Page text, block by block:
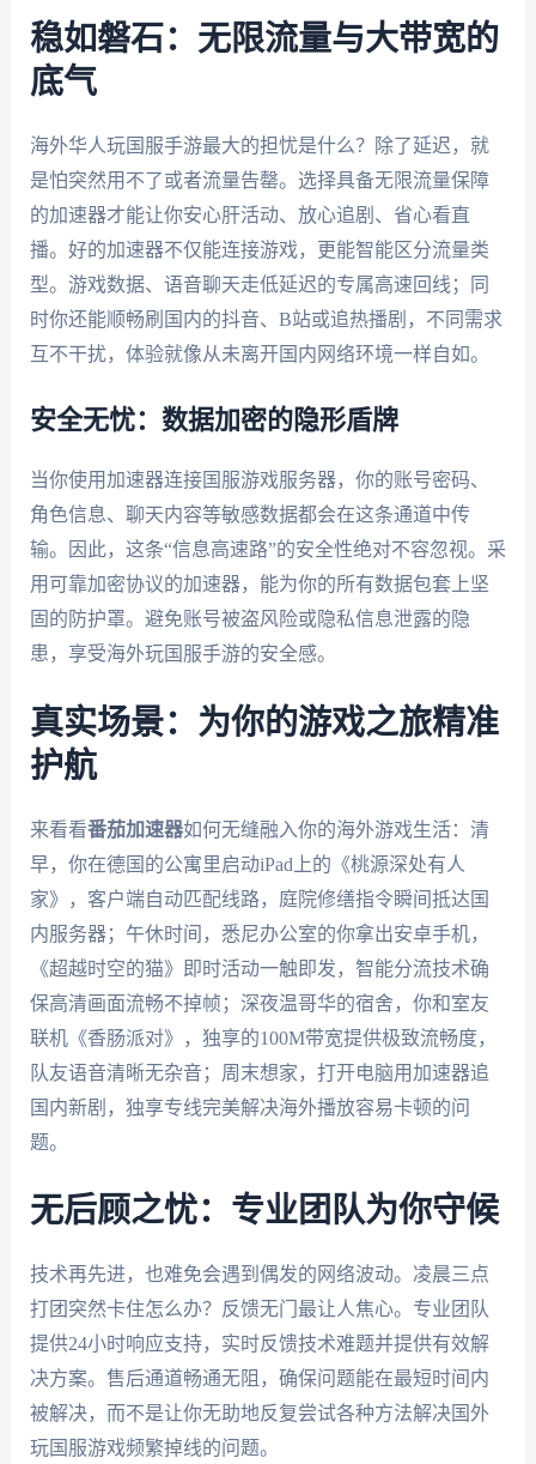
稳如磐石：无限流量与大带宽的
底气
海外华人玩国服手游最大的担忧是什么？除了延迟，就
是怕突然用不了或者流量告罄。选择具备无限流量保障
的加速器才能让你安心肝活动、放心追剧、省心看直
播。好的加速器不仅能连接游戏，更能智能区分流量类
型。游戏数据、语音聊天走低延迟的专属高速回线；同
时你还能顺畅刷国内的抖音、B站或追热播剧，不同需求
互不干扰，体验就像从未离开国内网络环境一样自如。
安全无忧：数据加密的隐形盾牌
当你使用加速器连接国服游戏服务器，你的账号密码、
角色信息、聊天内容等敏感数据都会在这条通道中传
输。因此，这条“信息高速路”的安全性绝对不容忽视。采
用可靠加密协议的加速器，能为你的所有数据包套上坚
固的防护罩。避免账号被盗风险或隐私信息泄露的隐
患，享受海外玩国服手游的安全感。
真实场景：为你的游戏之旅精准
护航
来看看番茄加速器如何无缝融入你的海外游戏生活：清
早，你在德国的公寓里启动iPad上的《桃源深处有人
家》，客户端自动匹配线路，庭院修缮指令瞬间抵达国
内服务器；午休时间，悉尼办公室的你拿出安卓手机，
《超越时空的猫》即时活动一触即发，智能分流技术确
保高清画面流畅不掉帧；深夜温哥华的宿舍，你和室友
联机《香肠派对》，独享的100M带宽提供极致流畅度，
队友语音清晰无杂音；周末想家，打开电脑用加速器追
国内新剧，独享专线完美解决海外播放容易卡顿的问
题。
无后顾之忧：专业团队为你守候
技术再先进，也难免会遇到偶发的网络波动。凌晨三点
打团突然卡住怎么办？反馈无门最让人焦心。专业团队
提供24小时响应支持，实时反馈技术难题并提供有效解
决方案。售后通道畅通无阻，确保问题能在最短时间内
被解决，而不是让你无助地反复尝试各种方法解决国外
玩国服游戏频繁掉线的问题。